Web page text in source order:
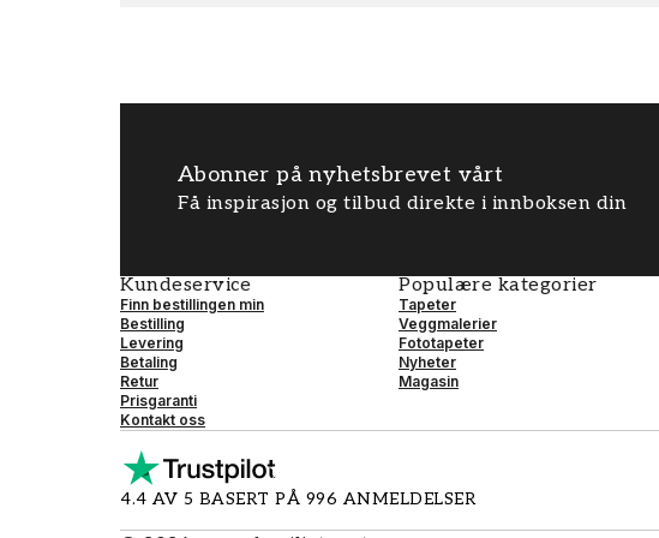
Abonner på nyhetsbrevet vårt
Få inspirasjon og tilbud direkte i innboksen din
Kundeservice
Finn bestillingen min
Bestilling
Levering
Betaling
Retur
Prisgaranti
Kontakt oss
Populære kategorier
Tapeter
Veggmalerier
Fototapeter
Nyheter
Magasin
4.4 AV 5 BASERT PÅ 996 ANMELDELSER